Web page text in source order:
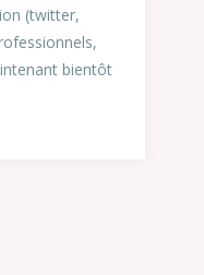
(twitter,
bientôt